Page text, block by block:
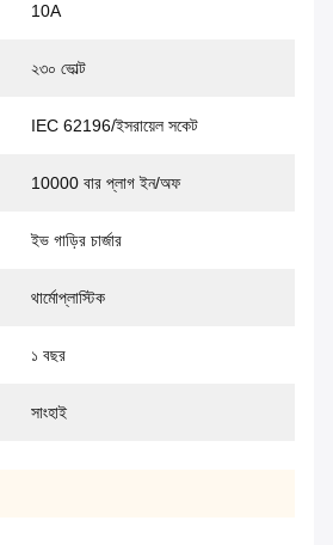
10A
২৩০ ভোল্ট
IEC 62196/ইসরায়েল সকেট
10000 বার প্লাগ ইন/অফ
ইভ গাড়ির চার্জার
থার্মোপ্লাস্টিক
১ বছর
সাংহাই